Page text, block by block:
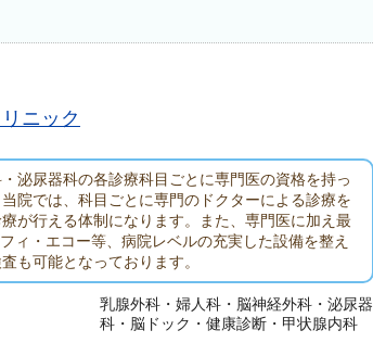
ニック
泌尿器科の各診療科目ごとに専門医の資格を持っ
院では、科目ごとに専門のドクターによる診療を
が行える体制になります。また、専門医に加え最
ィ・エコー等、病院レベルの充実した設備を整え
も可能となっております。
乳腺外科・婦人科・脳神経外科・泌尿器
科・脳ドック・健康診断・甲状腺内科